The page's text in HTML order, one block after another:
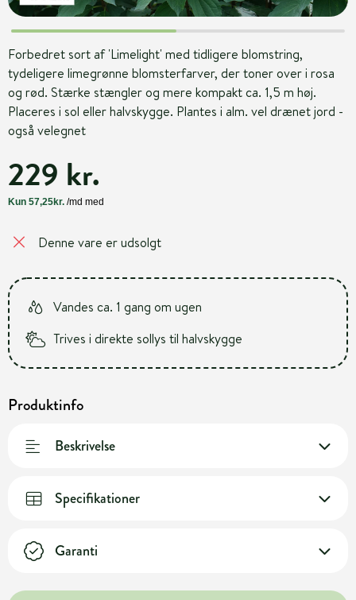
Forbedret sort af 'Limelight' med tidligere blomstring,
tydeligere limegrønne blomsterfarver, der toner over i rosa
og rød. Stærke stængler og mere kompakt ca. 1,5 m høj.
Placeres i sol eller halvskygge. Plantes i alm. vel drænet jord -
også velegnet
229 kr.
Denne vare er udsolgt
Vandes ca. 1 gang om ugen
Trives i direkte sollys til halvskygge
Produktinfo
Beskrivelse
Specifikationer
Garanti